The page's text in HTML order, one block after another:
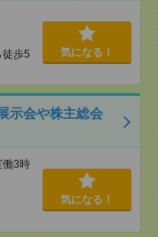
歩5
気になる！
示会や株主総会
3時
気になる！